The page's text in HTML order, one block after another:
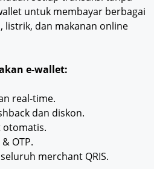
untuk membayar berbagai
listrik, dan makanan online
e-wallet:
real-time.
dan diskon.
otomatis.
OTP.
merchant QRIS.